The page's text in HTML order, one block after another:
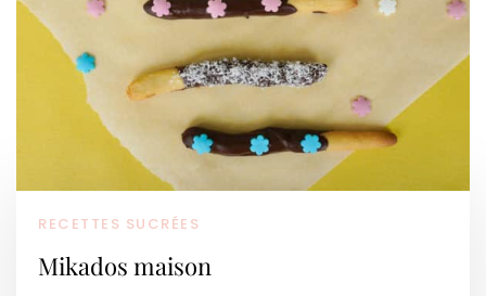
RECETTES SUCRÉES
Mikados maison